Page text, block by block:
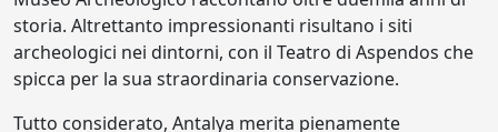
storia. Altrettanto impressionanti risultano i siti
archeologici nei dintorni, con il Teatro di Aspendos che
spicca per la sua straordinaria conservazione.
Tutto considerato, Antalya merita pienamente